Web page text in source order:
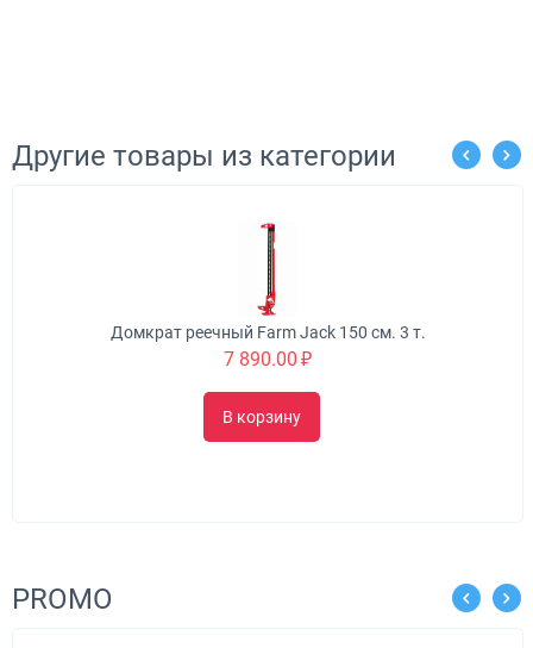
Другие товары из категории
реечный Farm Jack 150 см. 3 т.
PROMO